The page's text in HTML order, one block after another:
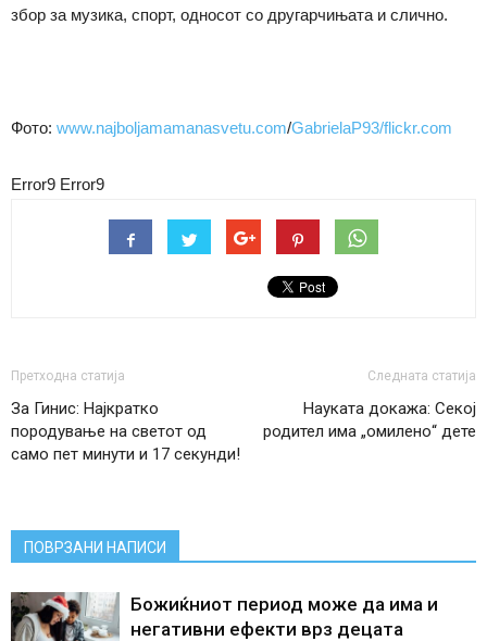
збор за музика, спорт, односот со другарчињата и слично.
Фото: www.najboljamamanasvetu.com/GabrielaP93/flickr.com
Error9 Error9
Претходна статија
За Гинис: Најкратко
породување на светот од
само пет минути и 17 секунди!
Следната статија
Науката докажа: Секој
родител има „омилено“ дете
ПОВРЗАНИ НАПИСИ
Божиќниот период може да има и
негативни ефекти врз децата